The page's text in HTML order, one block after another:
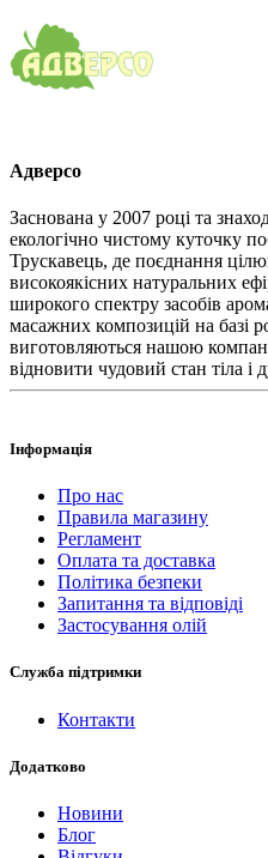
Адверсо
Заснована у 2007 році та
екологічно чистому куточку
Трускавець, де поєднання
високоякісних натуральних
широкого спектру засобів
масажних композицій на базі
виготовляються нашою
відновити чудовий стан тіла і
Інформація
Про нас
Правила магазину
Регламент
Оплата та доставка
Політика безпеки
Запитання та відповіді
Застосування олій
Служба підтримки
Контакти
Додатково
Новини
Блог